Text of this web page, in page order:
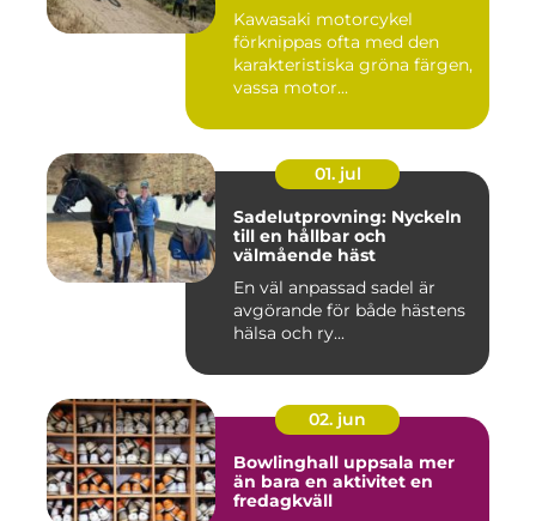
Kawasaki motorcykel
förknippas ofta med den
karakteristiska gröna färgen,
vassa motor...
01. jul
Sadelutprovning: Nyckeln
till en hållbar och
välmående häst
En väl anpassad sadel är
avgörande för både hästens
hälsa och ry...
02. jun
Bowlinghall uppsala mer
än bara en aktivitet en
fredagkväll